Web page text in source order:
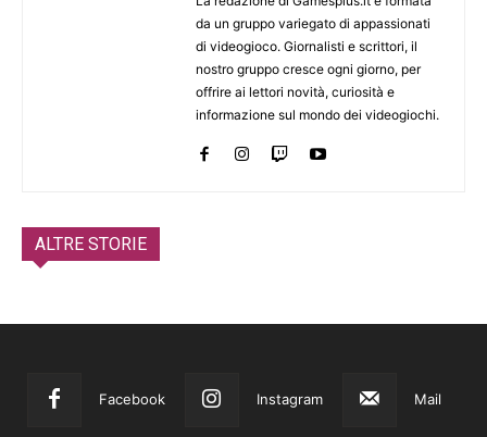
da un gruppo variegato di appassionati
di videogioco. Giornalisti e scrittori, il
nostro gruppo cresce ogni giorno, per
offrire ai lettori novità, curiosità e
informazione sul mondo dei videogiochi.
ALTRE STORIE
Facebook Instagram Mail